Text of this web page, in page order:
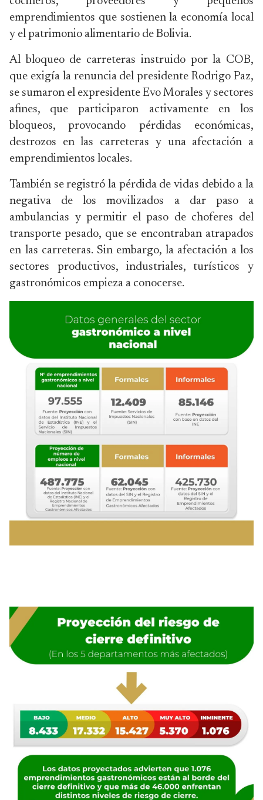
emprendimientos que sostienen la economía local
y el patrimonio alimentario de Bolivia.
Al bloqueo de carreteras instruido por la COB,
que exigía la renuncia del presidente Rodrigo Paz,
se sumaron el expresidente Evo Morales y sectores
afines, que participaron activamente en los
bloqueos, provocando pérdidas económicas,
destrozos en las carreteras y una afectación a
emprendimientos locales.
También se registró la pérdida de vidas debido a la
negativa de los movilizados a dar paso a
ambulancias y permitir el paso de choferes del
transporte pesado, que se encontraban atrapados
en las carreteras. Sin embargo, la afectación a los
sectores productivos, industriales, turísticos y
gastronómicos empieza a conocerse.